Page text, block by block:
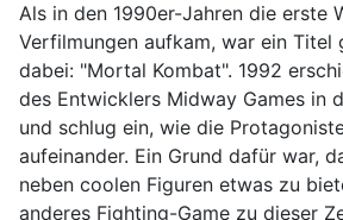
Als in den 1990er-Jahren die erste
Verfilmungen aufkam, war ein Titel
dabei: "Mortal Kombat". 1992
des Entwicklers Midway Games in
und schlug ein, wie die
aufeinander. Ein Grund dafür war,
neben coolen Figuren etwas zu
anderes Fighting-Game zu dieser